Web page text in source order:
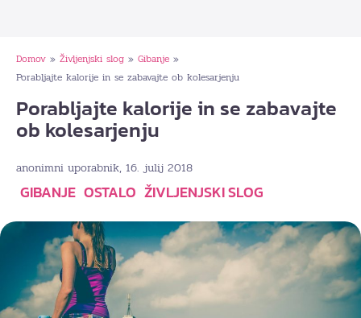
Domov » Življenjski slog » Gibanje »
Porabljajte kalorije in se zabavajte ob kolesarjenju
Porabljajte kalorije in se zabavajte
ob kolesarjenju
anonimni uporabnik, 16. julij 2018
GIBANJE OSTALO ŽIVLJENJSKI SLOG